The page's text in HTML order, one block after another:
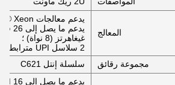
المعالج
يدعم ما يصل إلى 26 قلبًا على تردد 2.0 GHz ؛ ما يصل إلى 3.6
غيغاهرتز (8 نواة) ؛
2 سلاسل UPI مترابطة مع سرعة أقصاها 10.4 GT / s لكل سلسلة
مجموعة رقائق
سلسلة إنتل C621